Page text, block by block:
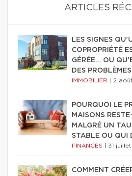
ARTICLES
LES SIGNES
COPROPRIÉTÉ
GÉRÉE… OU
DES PROBLÈMES
IMMOBILIER 2
POURQUOI LE
MAISONS
MALGRÉ UN
STABLE OU QUI
FINANCES 31
COMMENT